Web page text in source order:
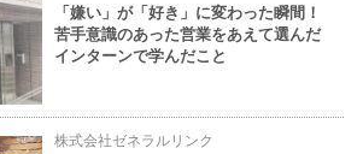
「嫌い」が「好き」に変わった瞬間！
苦手意識のあった営業をあえて選んだ
インターンで学んだこと
株式会社ゼネラルリンク